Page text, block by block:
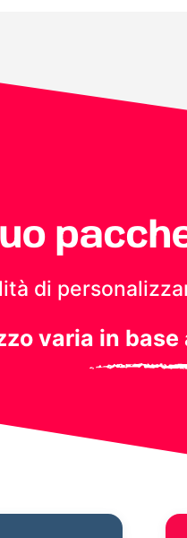
di
varia in